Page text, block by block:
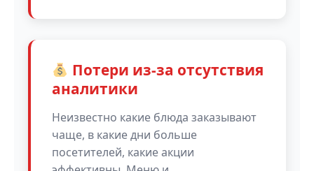
Потери из-за отсутствия
аналитики
Неизвестно какие блюда заказывают
чаще, в какие дни больше
посетителей, какие акции